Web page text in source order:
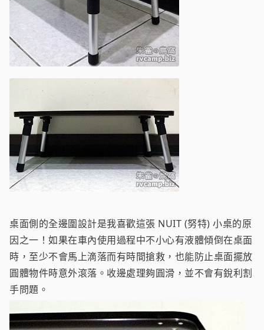
桌面側的全邊圍設計是我喜歡這張 NUIT (努特) 小桌的原
因之一！如果在車內使用過程中不小心有液體傾倒在桌面
時，至少不會馬上滴落而有時間搶救，也能防止桌面擺放
圓體物件時意外滾落。收邊處理夠圓滑，並不會有銳利割
手問題。